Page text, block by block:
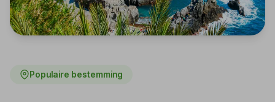
Populaire bestemming